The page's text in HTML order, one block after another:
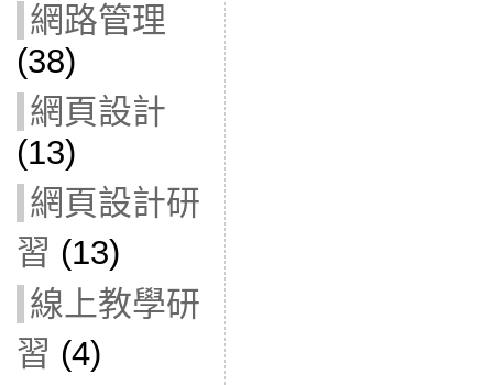
網路管理
(38)
網頁設計
(13)
網頁設計研
習 (13)
線上教學研
習 (4)